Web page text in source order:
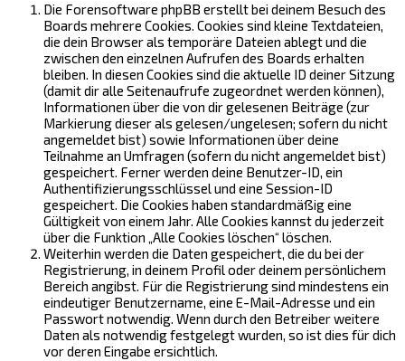
Die Forensoftware phpBB erstellt bei deinem Besuch des
Boards mehrere Cookies. Cookies sind kleine Textdateien,
die dein Browser als temporäre Dateien ablegt und die
zwischen den einzelnen Aufrufen des Boards erhalten
bleiben. In diesen Cookies sind die aktuelle ID deiner Sitzung
(damit dir alle Seitenaufrufe zugeordnet werden können),
Informationen über die von dir gelesenen Beiträge (zur
Markierung dieser als gelesen/ungelesen; sofern du nicht
angemeldet bist) sowie Informationen über deine
Teilnahme an Umfragen (sofern du nicht angemeldet bist)
gespeichert. Ferner werden deine Benutzer-ID, ein
Authentifizierungsschlüssel und eine Session-ID
gespeichert. Die Cookies haben standardmäßig eine
Gültigkeit von einem Jahr. Alle Cookies kannst du jederzeit
über die Funktion „Alle Cookies löschen“ löschen.
Weiterhin werden die Daten gespeichert, die du bei der
Registrierung, in deinem Profil oder deinem persönlichem
Bereich angibst. Für die Registrierung sind mindestens ein
eindeutiger Benutzername, eine E-Mail-Adresse und ein
Passwort notwendig. Wenn durch den Betreiber weitere
Daten als notwendig festgelegt wurden, so ist dies für dich
vor deren Eingabe ersichtlich.